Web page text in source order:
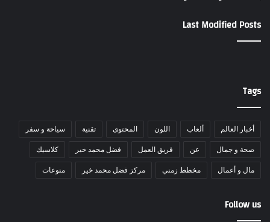
Last Modified Posts
Tags
أخبار العالم ألعاب اللون المحتوى تقنية سياحة و سفر
صحة و جمال عن فريق العمل فضل محمد خير كلاسيك
مال و أعمال مخطط زمني مركز فضل محمد خير منوعات
Follow us